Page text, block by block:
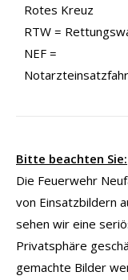
Rotes Kreuz
RTW =
NEF =
Bitte beachten Sie:
Die Feuerwehr
von Einsatzbildern
sehen wir eine
Privatsphäre
gemachte Bilder